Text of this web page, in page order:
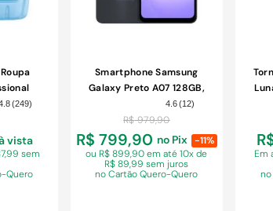
7L
(249)
vista
sem
Quero
Smartphone Samsung
Galaxy Preto A07 128GB,
4GB RAM + 4GB RAM
PLUS,Camera Dupla
Traseira de até 50MP, Self
4.6(12)
R$ 979,90
R$ 799,90 no Pix
-11%
ou R$ 899,90 ematé 10x de
R$ 89,99 sem juros
no Cartão Quero-Quero
Em